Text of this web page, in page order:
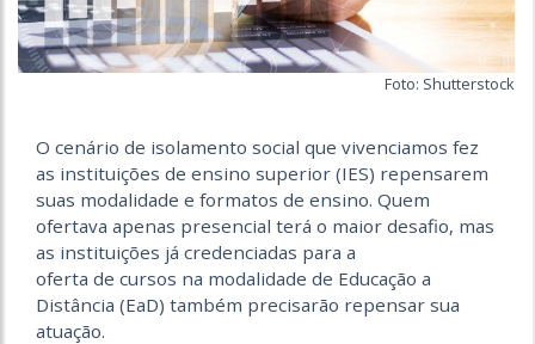
Foto: Shutterstock
O cenário de isolamento social que vivenciamos fez
as instituições de ensino superior (IES) repensarem
suas modalidade e formatos de ensino. Quem
ofertava apenas presencial terá o maior desafio, mas
as instituições já credenciadas para a
oferta de cursos na modalidade de Educação a
Distância (EaD) também precisarão repensar sua
atuação.